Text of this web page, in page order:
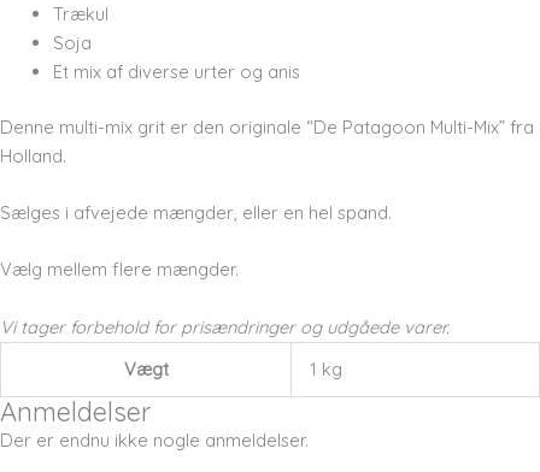
Trækul
Soja
Et mix af diverse urter og anis
Denne multi-mix grit er den originale “De Patagoon Multi-Mix” fra
Holland.
Sælges i afvejede mængder, eller en hel spand.
Vælg mellem flere mængder.
Vi tager forbehold for prisændringer og udgåede varer.
Vægt
1 kg
Anmeldelser
Der er endnu ikke nogle anmeldelser.